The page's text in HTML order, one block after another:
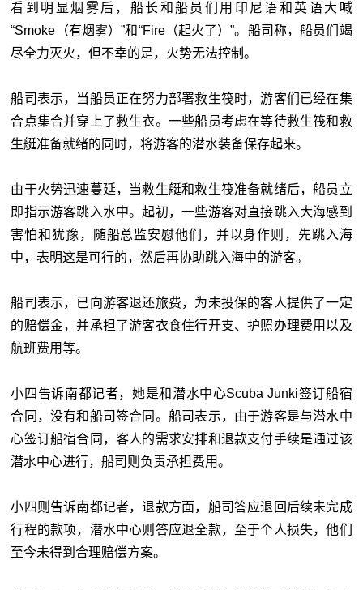
看到明显烟雾后，船长和船员们用印尼语和英语大喊
“Smoke（有烟雾）”和“Fire（起火了）”。船司称，船员们竭
尽全力灭火，但不幸的是，火势无法控制。
船司表示，当船员正在努力部署救生筏时，游客们已经在集
合点集合并穿上了救生衣。一些船员考虑在等待救生筏和救
生艇准备就绪的同时，将游客的潜水装备保存起来。
由于火势迅速蔓延，当救生艇和救生筏准备就绪后，船员立
即指示游客跳入水中。起初，一些游客对直接跳入大海感到
害怕和犹豫，随船总监安慰他们，并以身作则，先跳入海
中，表明这是可行的，然后再协助跳入海中的游客。
船司表示，已向游客退还旅费，为未投保的客人提供了一定
的赔偿金，并承担了游客衣食住行开支、护照办理费用以及
航班费用等。
小四告诉南都记者，她是和潜水中心Scuba Junki签订船宿
合同，没有和船司签合同。船司表示，由于游客是与潜水中
心签订船宿合同，客人的需求安排和退款支付手续是通过该
潜水中心进行，船司则负责承担费用。
小四则告诉南都记者，退款方面，船司答应退回后续未完成
行程的款项，潜水中心则答应退全款，至于个人损失，他们
至今未得到合理赔偿方案。